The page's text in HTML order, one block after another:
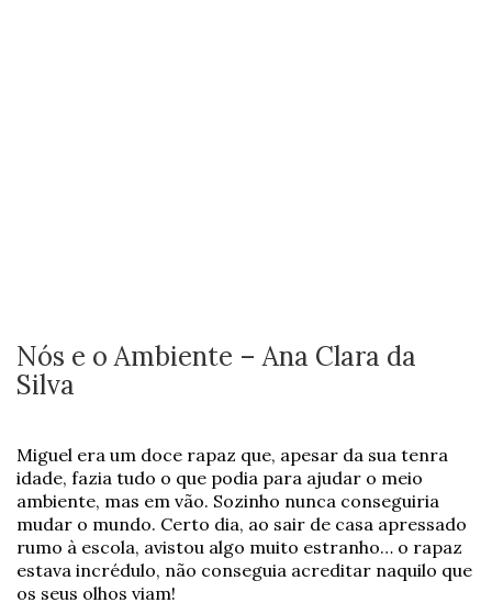
Nós e o Ambiente – Ana Clara da
Silva
Miguel era um doce rapaz que, apesar da sua tenra
idade, fazia tudo o que podia para ajudar o meio
ambiente, mas em vão. Sozinho nunca conseguiria
mudar o mundo. Certo dia, ao sair de casa apressado
rumo à escola, avistou algo muito estranho… o rapaz
estava incrédulo, não conseguia acreditar naquilo que
os seus olhos viam!